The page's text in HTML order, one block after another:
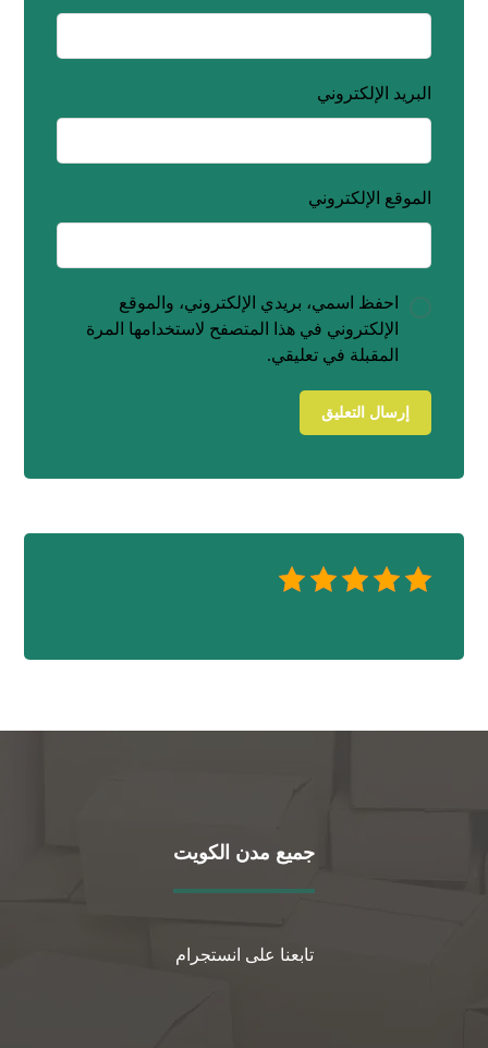
البريد الإلكتروني
الموقع الإلكتروني
احفظ اسمي، بريدي الإلكتروني، والموقع
الإلكتروني في هذا المتصفح لاستخدامها المرة
المقبلة في تعليقي.
جميع مدن الكويت
تابعنا على انستجرام